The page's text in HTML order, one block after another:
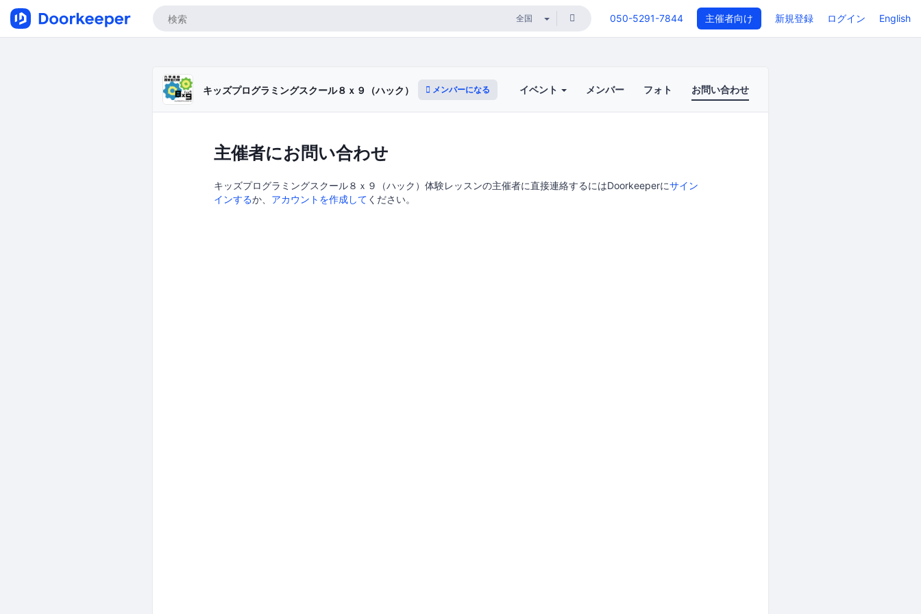
050-5291-7844 主催者向け 新規登録 ログイン English
キッズプログラミングスクール８ｘ９（ハック）体験レッスン
メンバーになる イベント メンバー フォト お問い合わせ
主催者にお問い合わせ
キッズプログラミングスクール８ｘ９（ハック）体験レッスンの主催者に直接連絡するにはDoorkeeperにサイン
インするか、 アカウントを作成して ください。